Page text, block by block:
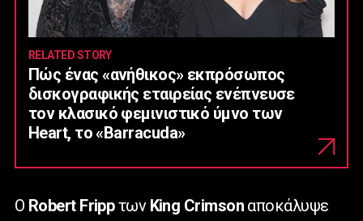
RELATED STORY
Πώς ένας «ανήθικος» εκπρόσωπος
δισκογραφικής εταιρείας ενέπνευσε
τον κλασικό φεμινιστικό ύμνο των
Heart, το «Barracuda»
Ο Robert Frippτων King Crimsonαποκάλυψε